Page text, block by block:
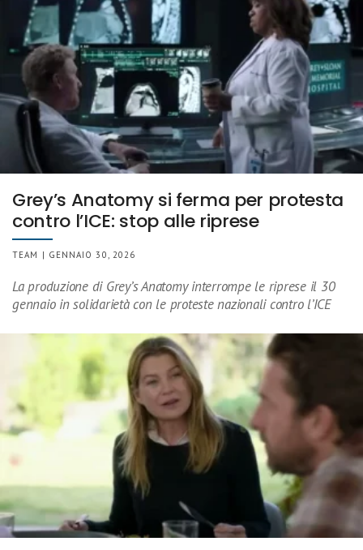
Grey’s Anatomy si ferma per protesta
contro l’ICE: stop alle riprese
TEAM | GENNAIO 30, 2026
La produzione di Grey’s Anatomy interrompe le riprese il 30
gennaio in solidarietà con le proteste nazionali contro l’ICE